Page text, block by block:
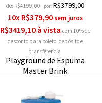
de:R$4199,00 por: R$3799,00
10x R$379,90
R$3419,10 à vista com 10% de
desconto
Playground de Espuma
Master Brink